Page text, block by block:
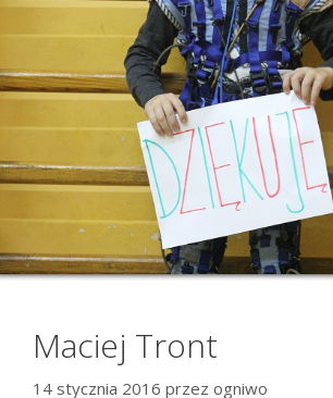
Maciej Tront
14 stycznia 2016 przez ogniwo